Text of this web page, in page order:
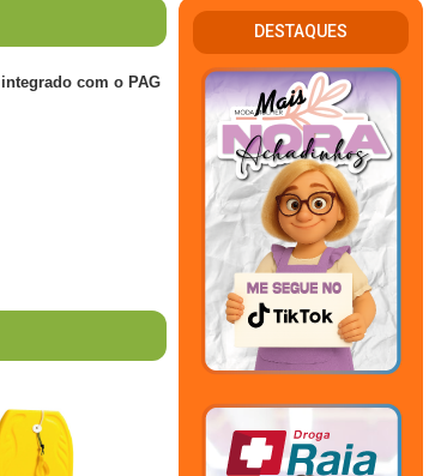
integrado com o PAG
DESTAQUES